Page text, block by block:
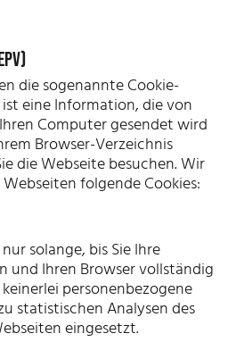
die sogenannte Cookie-
eine Information, die von
Computer gesendet wird
Browser-Verzeichnis
die Webseite besuchen. Wir
folgende Cookies:
solange, bis Sie Ihre
und Ihren Browser vollständig
personenbezogene
statistischen Analysen des
eingesetzt.